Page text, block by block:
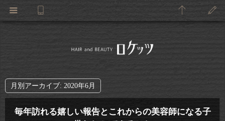
月別アーカイブ: 2020年6月
毎年訪れる嬉しい報告とこれからの美容師になる子